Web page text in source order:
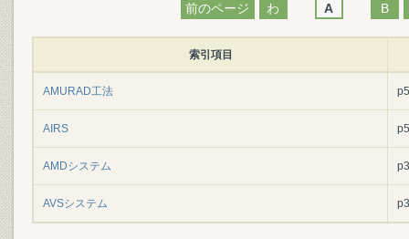
前のページ わ A B
索引項目
AMURAD工法
AIRS
AMDシステム
AVSシステム